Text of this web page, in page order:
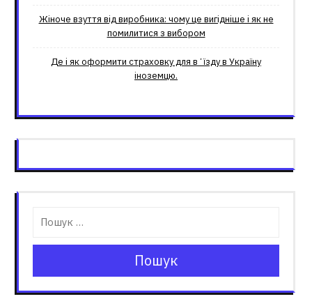
Жіноче взуття від виробника: чому це вигідніше і як не
помилитися з вибором
Де і як оформити страховку для вʼїзду в Україну
іноземцю.
Пошук